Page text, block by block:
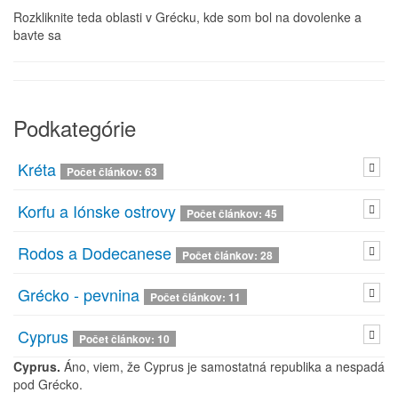
Rozkliknite teda oblasti v Grécku, kde som bol na dovolenke a
bavte sa
Podkategórie
Kréta Počet článkov: 63
Korfu a Iónske ostrovy Počet článkov: 45
Rodos a Dodecanese Počet článkov: 28
Grécko - pevnina Počet článkov: 11
Cyprus Počet článkov: 10
Cyprus. Áno, viem, že Cyprus je samostatná republika a nespadá
pod Grécko.